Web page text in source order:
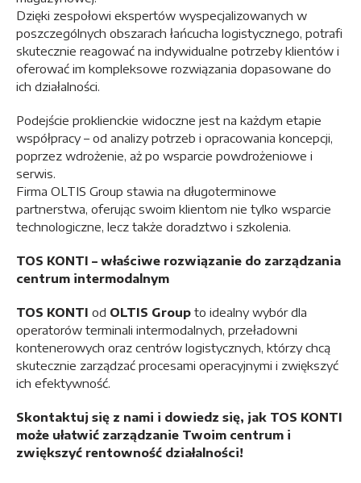
Dzięki zespołowi ekspertów wyspecjalizowanych w
poszczególnych obszarach łańcucha logistycznego, potrafi
skutecznie reagować na indywidualne potrzeby klientów i
oferować im kompleksowe rozwiązania dopasowane do
ich działalności.
Podejście proklienckie widoczne jest na każdym etapie
współpracy – od analizy potrzeb i opracowania koncepcji,
poprzez wdrożenie, aż po wsparcie powdrożeniowe i
serwis.
Firma OLTIS Group stawia na długoterminowe
partnerstwa, oferując swoim klientom nie tylko wsparcie
technologiczne, lecz także doradztwo i szkolenia.
TOS KONTI – właściwe rozwiązanie do zarządzania
centrum intermodalnym
TOS KONTI od OLTIS Group to idealny wybór dla
operatorów terminali intermodalnych, przeładowni
kontenerowych oraz centrów logistycznych, którzy chcą
skutecznie zarządzać procesami operacyjnymi i zwiększyć
ich efektywność.
Skontaktuj się z nami i dowiedz się, jak TOS KONTI
może ułatwić zarządzanie Twoim centrum i
zwiększyć rentowność działalności!